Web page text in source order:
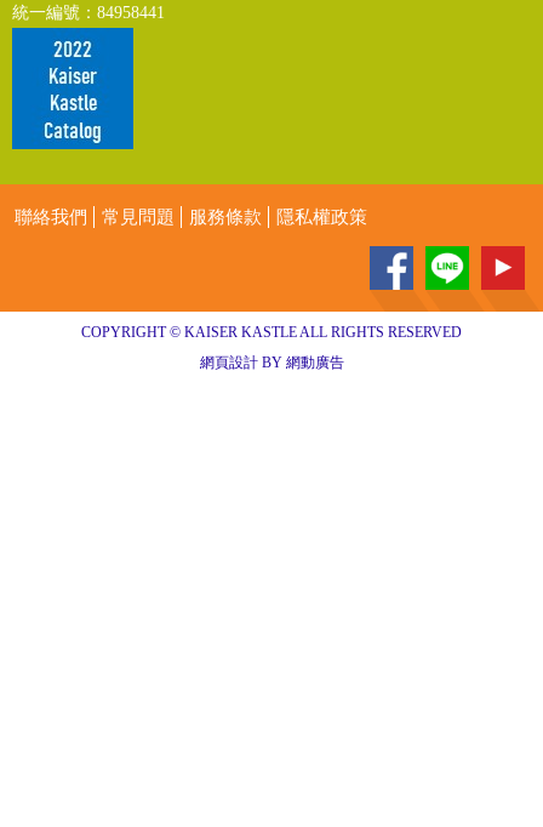
統一編號：84958441
聯絡我們 常見問題 服務條款 隱私權政策
COPYRIGHT © KAISER KASTLE ALL RIGHTS RESERVED
網頁設計 BY 網動廣告